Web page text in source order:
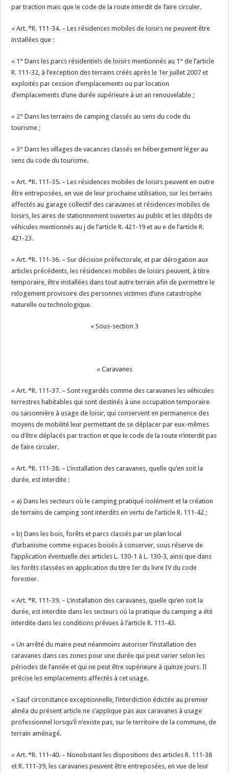
par traction mais que le code de la route interdit de faire circuler.
« Art. *R. 111-34. – Les résidences mobiles de loisirs ne peuvent être
installées que :
« 1° Dans les parcs résidentiels de loisirs mentionnés au 1° de l’article
R. 111-32, à l’exception des terrains créés après le 1er juillet 2007 et
exploités par cession d’emplacements ou par location
d’emplacements d’une durée supérieure à un an renouvelable ;
« 2° Dans les terrains de camping classés au sens du code du
tourisme ;
« 3° Dans les villages de vacances classés en hébergement léger au
sens du code du tourisme.
« Art. *R. 111-35. – Les résidences mobiles de loisirs peuvent en outre
être entreposées, en vue de leur prochaine utilisation, sur les terrains
affectés au garage collectif des caravanes et résidences mobiles de
loisirs, les aires de stationnement ouvertes au public et les dépôts de
véhicules mentionnés au j de l’article R. 421-19 et au e de l’article R.
421-23.
« Art. *R. 111-36. – Sur décision préfectorale, et par dérogation aux
articles précédents, les résidences mobiles de loisirs peuvent, à titre
temporaire, être installées dans tout autre terrain afin de permettre le
relogement provisoire des personnes victimes d’une catastrophe
naturelle ou technologique.
« Sous-section 3
« Caravanes
« Art. *R. 111-37. – Sont regardés comme des caravanes les véhicules
terrestres habitables qui sont destinés à une occupation temporaire
ou saisonnière à usage de loisir, qui conservent en permanence des
moyens de mobilité leur permettant de se déplacer par eux-mêmes
ou d’être déplacés par traction et que le code de la route n’interdit pas
de faire circuler.
« Art. *R. 111-38. – L’installation des caravanes, quelle qu’en soit la
durée, est interdite :
« a) Dans les secteurs où le camping pratiqué isolément et la création
de terrains de camping sont interdits en vertu de l’article R. 111-42 ;
« b) Dans les bois, forêts et parcs classés par un plan local
d’urbanisme comme espaces boisés à conserver, sous réserve de
l’application éventuelle des articles L. 130-1 à L. 130-3, ainsi que dans
les forêts classées en application du titre Ier du livre IV du code
forestier.
« Art. *R. 111-39. – L’installation des caravanes, quelle qu’en soit la
durée, est interdite dans les secteurs où la pratique du camping a été
interdite dans les conditions prévues à l’article R. 111-43.
« Un arrêté du maire peut néanmoins autoriser l’installation des
caravanes dans ces zones pour une durée qui peut varier selon les
périodes de l’année et qui ne peut être supérieure à quinze jours. Il
précise les emplacements affectés à cet usage.
« Sauf circonstance exceptionnelle, l’interdiction édictée au premier
alinéa du présent article ne s’applique pas aux caravanes à usage
professionnel lorsqu’il n’existe pas, sur le territoire de la commune, de
terrain aménagé.
« Art. *R. 111-40. – Nonobstant les dispositions des articles R. 111-38
et R. 111-39, les caravanes peuvent être entreposées, en vue de leur